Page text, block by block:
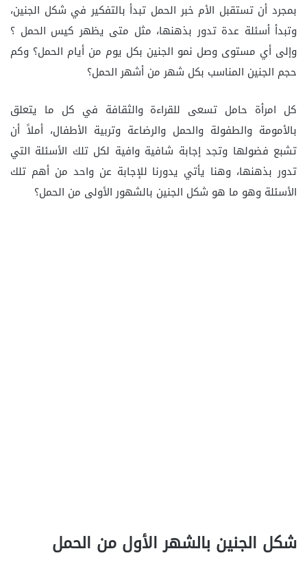
بمجرد أن تستقبل الأم خبر الحمل تبدأ بالتفكير في شكل الجنين،
وتبدأ أسئلة عدة تدور بذهنها، مثل متى يظهر كيس الحمل ؟
وإلى أي مستوى وصل نمو الجنين بكل يوم من أيام الحمل؟ وكم
حجم الجنين المناسب بكل شهر من أشهر الحمل؟
كل امرأة حامل تسعى للقراءة والثقافة في كل ما يتعلق
بالأمومة والطفولة والحمل والرضاعة وتربية الأطفال، أملاً أن
تشبع فضولها وتجد إجابة شافية وافية لكل تلك الأسئلة التي
تدور بذهنها، وهنا يأتي يدورنا للإجابة عن واحد من أهم تلك
الأسئلة وهو ما هو شكل الجنين بالشهور الأولى من الحمل؟
شكل الجنين بالشهر الأول من الحمل